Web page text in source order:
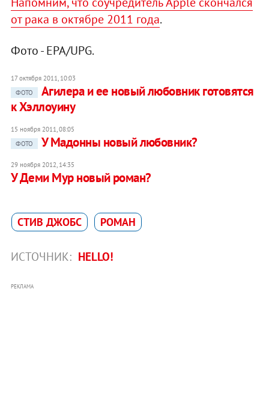
от рака в октябре 2011 года.
Фото - EPA/UPG.
17 октября 2011, 10:03
ФОТО
Агилера и ее новый любовник готовятся
к Хэллоуину
15 ноября 2011, 08:05
ФОТО
У Мадонны новый любовник?
29 ноября 2012, 14:35
У Деми Мур новый роман?
СТИВ ДЖОБС РОМАН
ИСТОЧНИК: HELLO!
РЕКЛАМА